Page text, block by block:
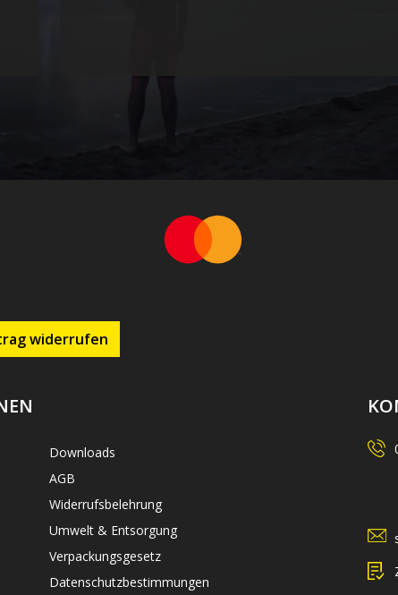
widerrufen
Downloads
AGB
Widerrufsbelehrung
Umwelt & Entsorgung
Verpackungsgesetz
Datenschutzbestimmungen